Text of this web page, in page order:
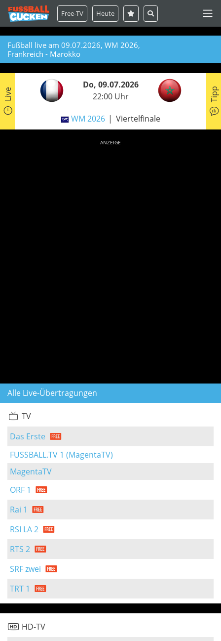
Free-TV Heute
Fußball live am 09.07.2026, WM 2026,
Frankreich - Marokko
Live
Do, 09.07.2026
22:00 Uhr
WM 2026 Viertelfinale
Tipp
ANZEIGE
Alle Live-Übertragungen
TV
Das Erste
FUSSBALL.TV 1 (MagentaTV)
MagentaTV
ORF 1
Rai 1
RSI LA 2
RTS 2
SRF zwei
TRT 1
HD-TV